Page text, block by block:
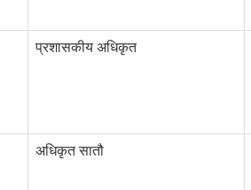
प्रशासकीय अधिकृत
अधिकृत सातौ